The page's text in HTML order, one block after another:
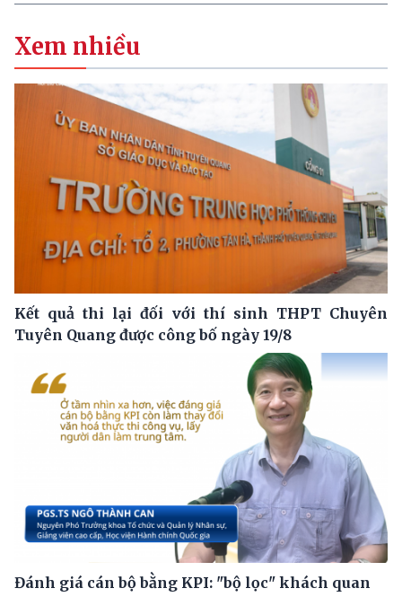
Xem nhiều
Kết quả thi lại đối với thí sinh THPT Chuyên
Tuyên Quang được công bố ngày 19/8
Đánh giá cán bộ bằng KPI: "bộ lọc" khách quan